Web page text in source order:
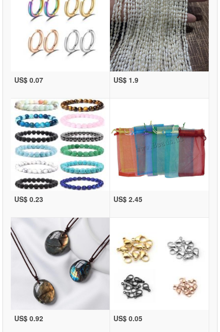
US$ 0.07 US$ 1.9
US$ 0.23 US$ 2.45
US$ 0.92 US$ 0.05